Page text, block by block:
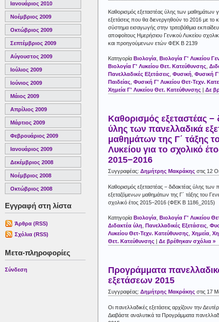
Ιανουάριος 2010
Νοέμβριος 2009
Οκτώβριος 2009
Σεπτέμβριος 2009
Αύγουστος 2009
Ιούλιος 2009
Ιούνιος 2009
Μάιος 2009
Απρίλιος 2009
Μάρτιος 2009
Φεβρουάριος 2009
Ιανουάριος 2009
Δεκέμβριος 2008
Νοέμβριος 2008
Οκτώβριος 2008
Εγγραφή στη λίστα
Άρθρα (RSS)
Σχόλια (RSS)
Μετα-πληροφορίες
Σύνδεση
Καθορισμός εξεταστέας ύλης των μαθημάτων
εξετάσεις που θα διενεργηθούν το 2016 με το
σύστημα εισαγωγής στην τριτοβάθμια
αποφοίτους Ημερήσιου Γενικού Λυκείου
και προηγούμενων ετών ΦΕΚ Β 2139
Κατηγορία Βιολογία Βιολογία Γ' Λυκείου
Βιολογία Γ' Λυκείου Θετ. Κατεύθυνσης
Πανελλαδικές Εξετάσεις Φυσική Φυσική Γ'
Παιδείας Φυσική Γ' Λυκείου Θετ-Τεχν.
Χημεία Γ' Λυκείου Θετ. Κατεύθυνσης | Δε
Καθορισμός εξεταστέας −
ύλης των πανελλαδικά
μαθημάτων της Γ΄ τάξης
Λυκείου για το σχολικό
2015−2016
Συγγραφέας: Δημήτρης Μακράκης στις 12
Καθορισμός εξεταστέας − διδακτέας ύλης των
εξεταζόμενων μαθημάτων της Γ΄ τάξης του
σχολικό έτος 2015−2016 (ΦΕΚ Β 1186_2015)
Κατηγορία Βιολογία Βιολογία Γ' Λυκείου
Διδακτέα ύλη Πανελλαδικές Εξετάσεις
Λυκείου Θετ-Τεχν. Κατεύθυνσης Χημεία
Θετ. Κατεύθυνσης | Δε βρέθηκαν σχόλια »
Προγράμματα
εξετάσεων 2015
Συγγραφέας: Δημήτρης Μακράκης στις 17
Οι πανελλαδικές εξετάσεις αρχίζουν την
Διαβάστε αναλυτικά τα Προγράμματα